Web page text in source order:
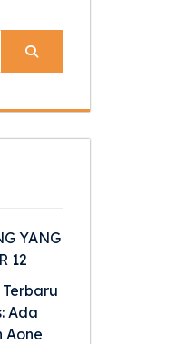
YANG
12
Ada
Aone